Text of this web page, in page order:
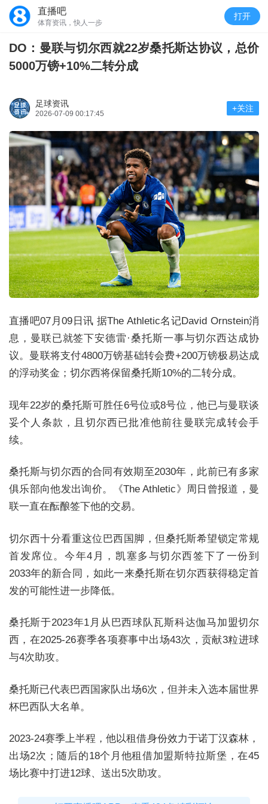
直播吧
体育资讯，快人一步
打开
DO：曼联与切尔西就22岁桑托斯达协议，总价
5000万镑+10%二转分成
足球资讯
2026-07-09 00:17:45
+关注
直播吧07月09日讯 据The Athletic名记David Ornstein消
息，曼联已就签下安德雷·桑托斯一事与切尔西达成协
议。曼联将支付4800万镑基础转会费+200万镑极易达成
的浮动奖金；切尔西将保留桑托斯10%的二转分成。
现年22岁的桑托斯可胜任6号位或8号位，他已与曼联谈
妥个人条款，且切尔西已批准他前往曼联完成转会手
续。
桑托斯与切尔西的合同有效期至2030年，此前已有多家
俱乐部向他发出询价。《The Athletic》周日曾报道，曼
联一直在酝酿签下他的交易。
切尔西十分看重这位巴西国脚，但桑托斯希望锁定常规
首发席位。今年4月，凯塞多与切尔西签下了一份到
2033年的新合同，如此一来桑托斯在切尔西获得稳定首
发的可能性进一步降低。
桑托斯于2023年1月从巴西球队瓦斯科达伽马加盟切尔
西，在2025-26赛季各项赛事中出场43次，贡献3粒进球
与4次助攻。
桑托斯已代表巴西国家队出场6次，但并未入选本届世界
杯巴西队大名单。
2023-24赛季上半程，他以租借身份效力于诺丁汉森林，
出场2次；随后的18个月他租借加盟斯特拉斯堡，在45
场比赛中打进12球、送出5次助攻。